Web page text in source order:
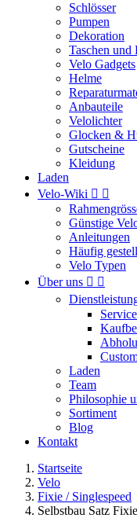
Schlösser
Pumpen
Dekoration
Taschen und
Velo Gadgets
Helme
Anbauteile
Velolichter
Glocken &
Gutscheine
Kleidung
Laden
Velo-Wiki  
Günstige
Anleitungen
Häufig
Velo Typen
Über uns  
Laden
Team
Philosophie
Sortiment
Blog
Kontakt
Startseite
Velo
Fixie / Singlespeed
Selbstbau Satz